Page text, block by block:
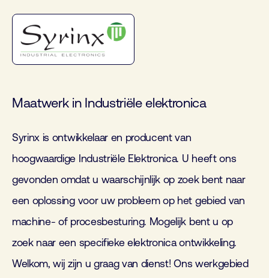
Maatwerk in Industriële elektronica
Syrinx is ontwikkelaar en producent van
hoogwaardige Industriële Elektronica. U heeft ons
gevonden omdat u waarschijnlijk op zoek bent naar
een oplossing voor uw probleem op het gebied van
machine- of procesbesturing. Mogelijk bent u op
zoek naar een specifieke elektronica ontwikkeling.
Welkom, wij zijn u graag van dienst! Ons werkgebied